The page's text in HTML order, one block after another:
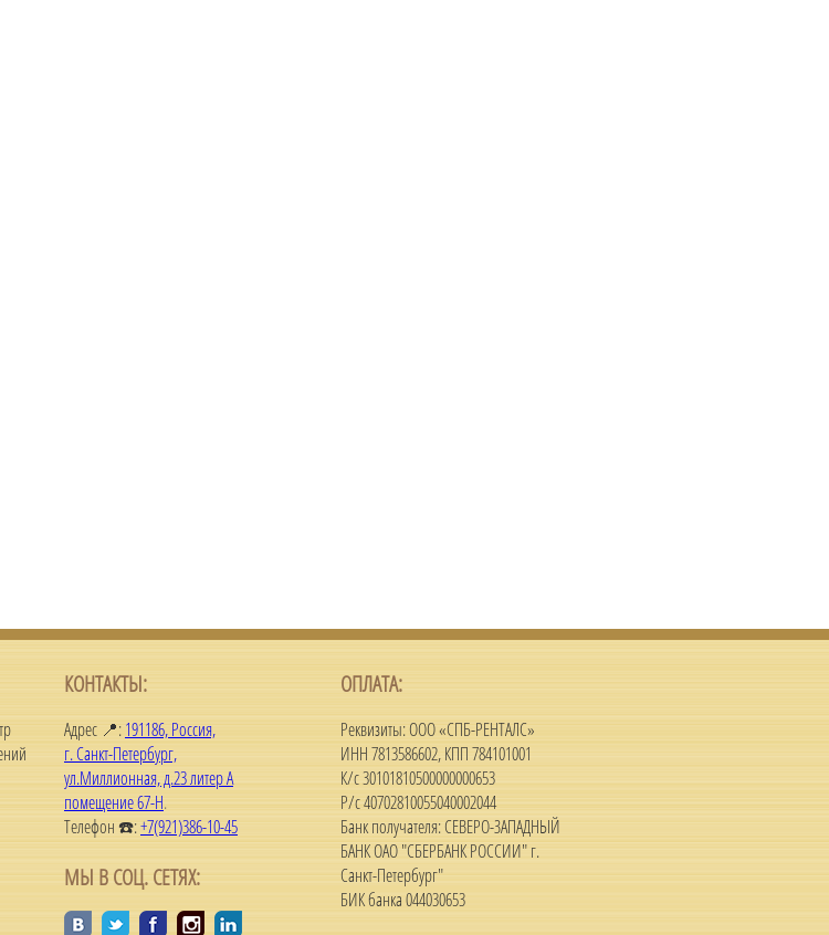
КОНТАКТЫ:
Адрес 📍:191186, Россия,
г. Санкт-Петербург,
ул.Миллионная, д.23 литер А
помещение 67-Н.
Телефон ☎️:+7(921)386-10-45
МЫ В СОЦ. СЕТЯХ:
ОПЛАТА:
Реквизиты: ООО «СПБ-РЕНТАЛС»
ИНН 7813586602, КПП 784101001
К/с 30101810500000000653
Р/с 40702810055040002044
Банк получателя: СЕВЕРО-ЗАПАДНЫЙ
БАНК ОАО "СБЕРБАНК РОССИИ" г.
Санкт-Петербург"
БИК банка 044030653